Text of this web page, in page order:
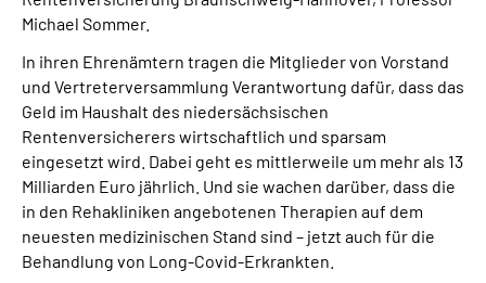
Michael Sommer.
In ihren Ehrenämtern tragen die Mitglieder von Vorstand
und Vertreterversammlung Verantwortung dafür, dass das
Geld im Haushalt des niedersächsischen
Rentenversicherers wirtschaftlich und sparsam
eingesetzt wird. Dabei geht es mittlerweile um mehr als 13
Milliarden Euro jährlich. Und sie wachen darüber, dass die
in den Rehakliniken angebotenen Therapien auf dem
neuesten medizinischen Stand sind – jetzt auch für die
Behandlung von Long-Covid-Erkrankten.